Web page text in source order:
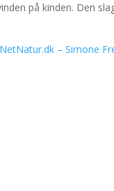
på kinden. Den
NetNatur.dk – Simone